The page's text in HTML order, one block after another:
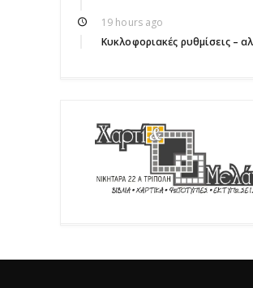
19 hours ago
Κυκλοφοριακές ρυθμίσεις –